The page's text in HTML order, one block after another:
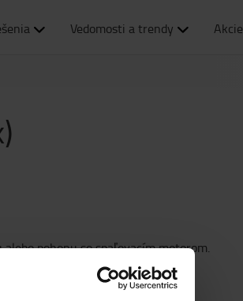
Vedomosti a trendy Akcie
pohonu so spaľovacím motorom.